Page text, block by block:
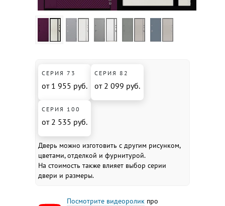
СЕРИЯ 73
от 1 955 руб.
СЕРИЯ 82
от 2 099 руб.
СЕРИЯ 100
от 2 535 руб.
Дверь можно изготовить с другим рисунком,
цветами, отделкой и фурнитурой.
На стоимость также влияет выбор серии
двери и размеры.
Посмотрите видеоролик про